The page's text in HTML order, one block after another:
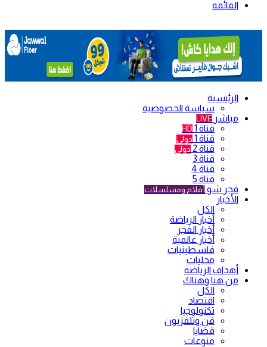
القائمة
الرئيسية
سياسة الخصوصية
مباشر LIVE
قناة 1 HD
قناة 1 دولي
قناة 2 دولي
قناة 3
قناة 4
قناة 5
فجر شو أفلام ومسلسلات
الأخبار
الكل
أخبار الرياضة
أخبار الفجر
أخبار عالمية
فلسطينيات
محليات
أهداف الرياضة
من هنا وهناك
الكل
اقتصاد
تكنولوجيا
فن وتلفزيون
قضايا
منوعات